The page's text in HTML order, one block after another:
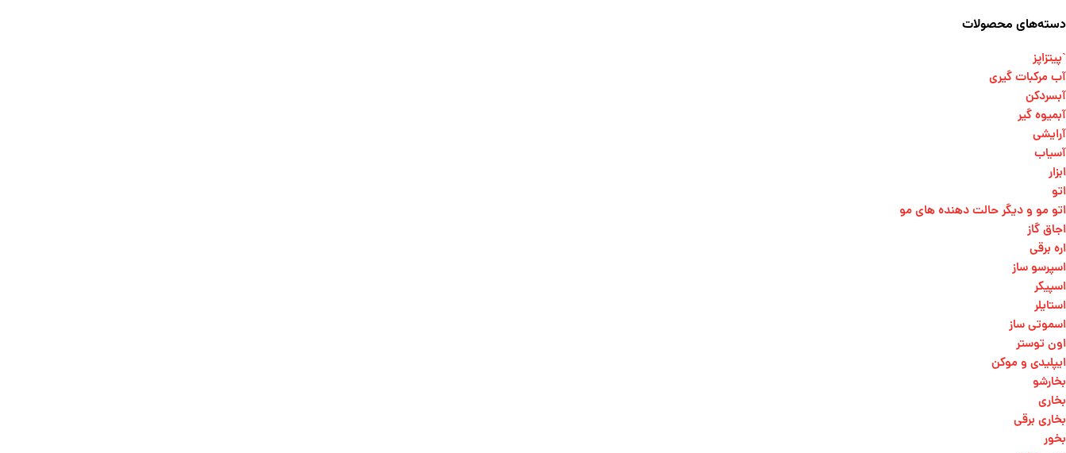
دسته‌های محصولات
`پیتزاپز
آب مرکبات گیری
آبسردکن
آبمیوه گیر
آرایشی
آسیاب
ابزار
اتو
اتو مو و دیگر حالت دهنده های مو​
اجاق گاز
اره برقی
اسپرسو ساز
اسپیکر
استایلر
اسموتی ساز
اون توستر
ایپلیدی و موکن
بخارشو
بخاری
بخاری برقی
بخور